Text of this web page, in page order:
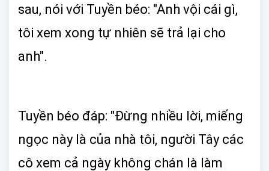
sau, nói với Tuyền béo: "Anh vội cái gì,
tôi xem xong tự nhiên sẽ trả lại cho
anh".
Tuyền béo đáp: "Đừng nhiều lời, miếng
ngọc này là của nhà tôi, người Tây các
cô xem cả ngày không chán là làm